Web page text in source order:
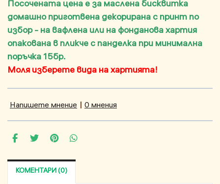
Посочената цена е за маслена бисквитка
домашно приготвена декорирана с принт по
избор - на вафлена или на фонданова хартия
опакована в пликче с панделка при минимална
поръчка 15бр.
Моля изберете вида на хартията!
Напишете мнение | 0 мнения
КОМЕНТАРИ (0)